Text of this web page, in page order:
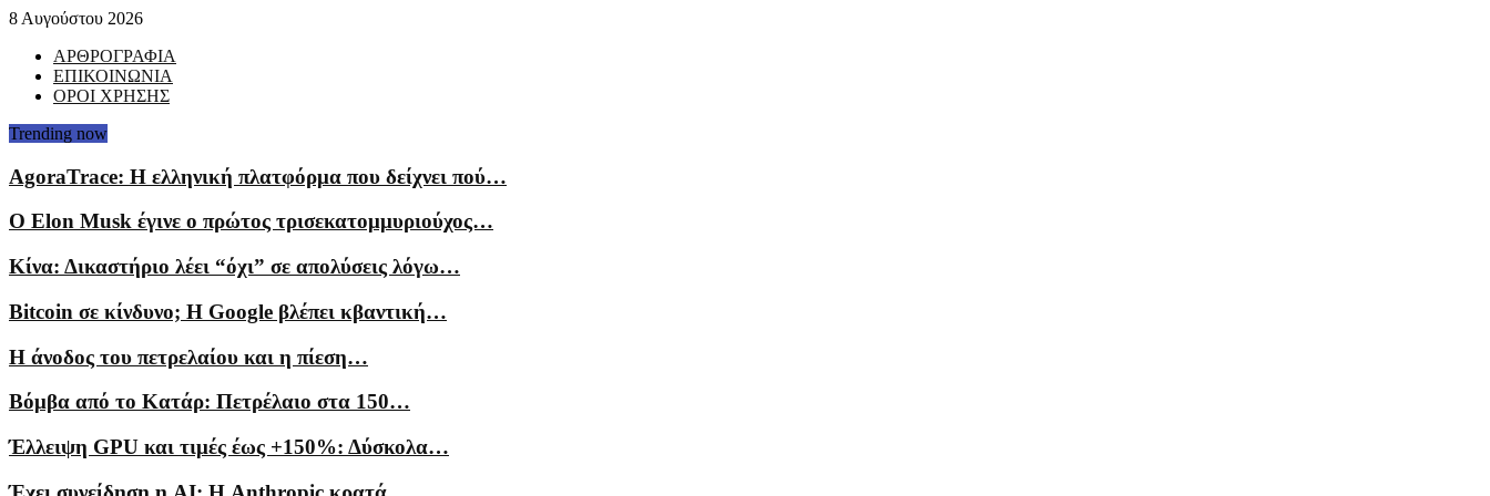
8 Αυγούστου 2026
ΑΡΘΡΟΓΡΑΦΙΑ
ΕΠΙΚΟΙΝΩΝΙΑ
ΟΡΟΙ ΧΡΗΣΗΣ
Trending now
AgoraTrace: Η ελληνική πλατφόρμα που δείχνει πού…
Ο Elon Musk έγινε ο πρώτος τρισεκατομμυριούχος…
Κίνα: Δικαστήριο λέει “όχι” σε απολύσεις λόγω…
Bitcoin σε κίνδυνο; Η Google βλέπει κβαντική…
Η άνοδος του πετρελαίου και η πίεση…
Βόμβα από το Κατάρ: Πετρέλαιο στα 150…
Έλλειψη GPU και τιμές έως +150%: Δύσκολα…